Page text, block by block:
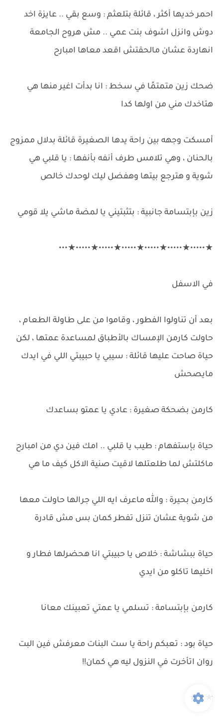
احمر خديها أكثر ، قائلة بتلعثم : وسع بقي .. عايزة اخد
دوش وانزل اشوف بنت عمي .. مش هروح الجامعة
انهاردة عشان مالحقتش اقعد معاها امبارح
ضحك زين متمتمًا في سخط : انا بدأت اغير منها هي
هتاخدك مني من اولها كدا
أمسكت وجهه بين راحة يدها الصغيرة قائلة بدلال ممزوج
بالحنان ، وهي تلامس طرف أنفه بأنفها : يا قلبي هي
شوية و هترجع بيتها وهفضل ليك لوحدك خالص
زين بإبتسامة جانبية : بتثبتيني يا لمضة ماشي يلا قومي
★•••••★•••••★•••••★•••••★•••••★•••••★•••
في الاسفل
بعد أن تناولوا الفطور ، وقاموا من على طاولة الطعام ،
حاولت كارمن الإمساك بالأطباق لمساعدة عمتها ، لكن
حياة صاحت عليها قائلة : سيبي يا حبيبتي اللي في ايدك
مايصحش
كارمن بضحكة صغيرة : عادي يا عمتو بساعدك
حياة بإستفهام : طيب يا قلبي .. امك فين دي من امبارح
ماكلتش لما طلعتلها لاقيت صنية الاكل كيف ما هي
كارمن بحيرة : والله ماعرف ايه اللي جرالها حاولت معها
من شوية عشان تنزل تفطر كمان بس مش قادرة
حياة ببشاشة : خلاص يا حبيبتي انا هحضرلها فطار و
اخليها تاكلو من ايدي
كارمن بإبتسامة : تسلمي يا عمتي تعبينك معانا
حياة بود : تعبكم راحة يا ست البنات معرفش فين البت
روان اتأخرت في النزول ليه هي كمان!!
★★★